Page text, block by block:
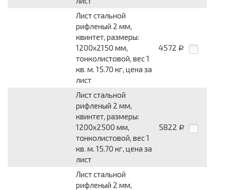
Лист стальной
рифленый 2 мм,
квинтет, размеры:
1200x2150 мм,
тонколистовой, вес 1
кв. м. 15.70 кг, цена за
лист
4572 Р
Лист стальной
рифленый 2 мм,
квинтет, размеры:
1200x2500 мм,
тонколистовой, вес 1
кв. м. 15.70 кг, цена за
лист
5822 Р
Лист стальной
рифленый 2 мм,